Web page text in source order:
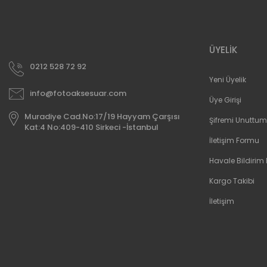
0212 528 72 92
info@fotoaksesuar.com
Muradiye Cad.No:17/19 Hayyam Çarşısı
Kat:4 No:409-410 Sirkeci -İstanbul
ÜYELİK
Yeni Üyelik
Üye Girişi
Şifremi Unuttum
İletişim Formu
Havale Bildirim
Kargo Takibi
İletişim